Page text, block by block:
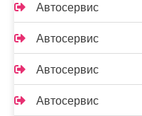
Автосервис
Автосервис
Автосервис
Автосервис